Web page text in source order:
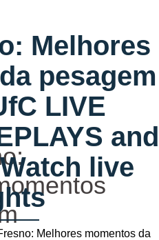
Melhores
pesagem
LIVE
and
live
Melhores momentos da